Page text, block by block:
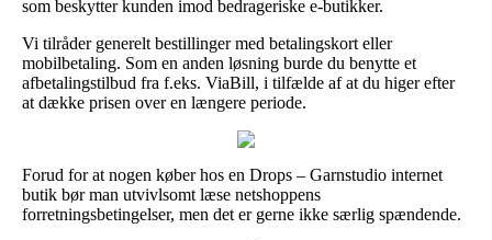
som beskytter kunden imod bedrageriske e-butikker.
Vi tilråder generelt bestillinger med betalingskort eller
mobilbetaling. Som en anden løsning burde du benytte et
afbetalingstilbud fra f.eks. ViaBill, i tilfælde af at du higer efter
at dække prisen over en længere periode.
Forud for at nogen køber hos en Drops – Garnstudio internet
butik bør man utvivlsomt læse netshoppens
forretningsbetingelser, men det er gerne ikke særlig spændende.